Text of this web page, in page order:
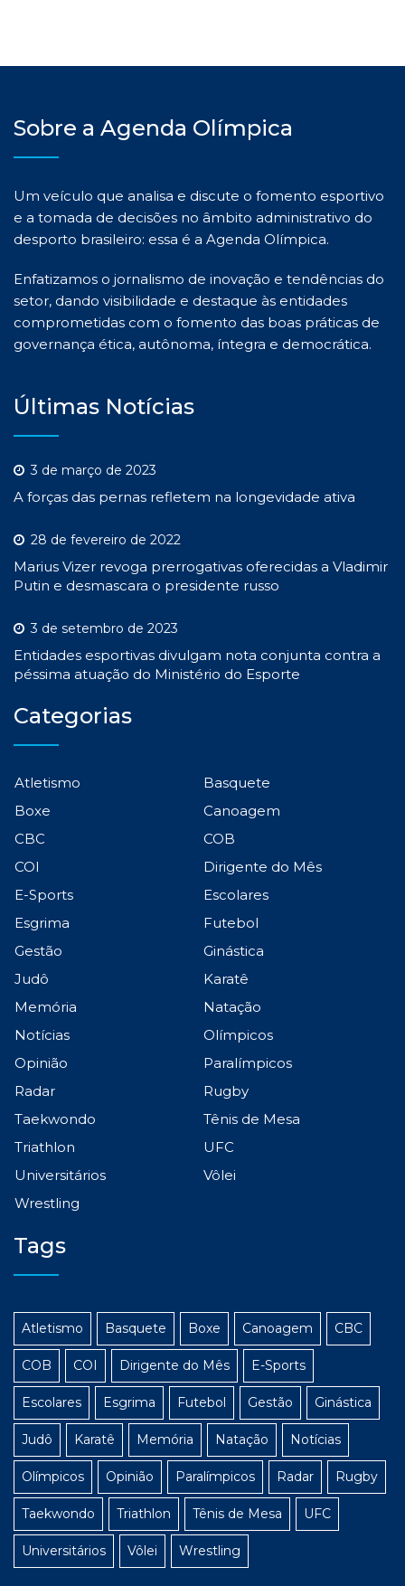
Sobre a Agenda Olímpica
Um veículo que analisa e discute o fomento esportivo
e a tomada de decisões no âmbito administrativo do
desporto brasileiro: essa é a Agenda Olímpica.
Enfatizamos o jornalismo de inovação e tendências do
setor, dando visibilidade e destaque às entidades
comprometidas com o fomento das boas práticas de
governança ética, autônoma, íntegra e democrática.
Últimas Notícias
3 de março de 2023
A forças das pernas refletem na longevidade ativa
28 de fevereiro de 2022
Marius Vizer revoga prerrogativas oferecidas a Vladimir
Putin e desmascara o presidente russo
3 de setembro de 2023
Entidades esportivas divulgam nota conjunta contra a
péssima atuação do Ministério do Esporte
Categorias
Atletismo
Basquete
Boxe
Canoagem
CBC
COB
COI
Dirigente do Mês
E-Sports
Escolares
Esgrima
Futebol
Gestão
Ginástica
Judô
Karatê
Memória
Natação
Notícias
Olímpicos
Opinião
Paralímpicos
Radar
Rugby
Taekwondo
Tênis de Mesa
Triathlon
UFC
Universitários
Vôlei
Wrestling
Tags
Atletismo Basquete Boxe Canoagem CBC
COB COI Dirigente do Mês E-Sports
Escolares Esgrima Futebol Gestão Ginástica
Judô Karatê Memória Natação Notícias
Olímpicos Opinião Paralímpicos Radar Rugby
Taekwondo Triathlon Tênis de Mesa UFC
Universitários Vôlei Wrestling